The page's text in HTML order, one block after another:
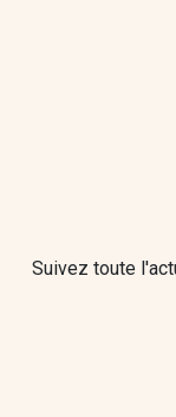
Suivez toute